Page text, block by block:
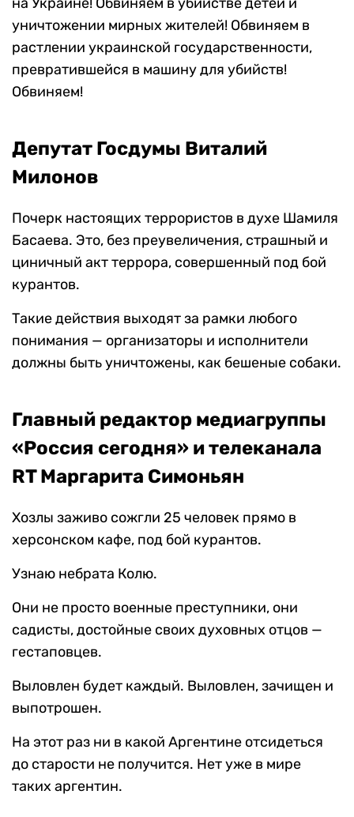
уничтожении мирных жителей! Обвиняем в
растлении украинской государственности,
превратившейся в машину для убийств!
Обвиняем!
Депутат Госдумы Виталий
Милонов
Почерк настоящих террористов в духе Шамиля
Басаева. Это, без преувеличения, страшный и
циничный акт террора, совершенный под бой
курантов.
Такие действия выходят за рамки любого
понимания — организаторы и исполнители
должны быть уничтожены, как бешеные собаки.
Главный редактор медиагруппы
«Россия сегодня» и телеканала
RT Маргарита Симоньян
Хозлы заживо сожгли 25 человек прямо в
херсонском кафе, под бой курантов.
Узнаю небрата Колю.
Они не просто военные преступники, они
садисты, достойные своих духовных отцов —
гестаповцев.
Выловлен будет каждый. Выловлен, зачищен и
выпотрошен.
На этот раз ни в какой Аргентине отсидеться
до старости не получится. Нет уже в мире
таких аргентин.